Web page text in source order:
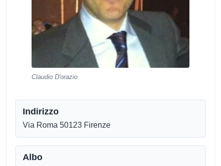
Claudio D'orazio
Indirizzo
Via Roma 50123 Firenze
Albo